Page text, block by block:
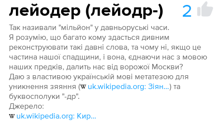
лейодер (лейодр-) 2
Так називали "мільйон" у давньоруські часи.
Я розумію, що багато кому здасться дивним
реконструювати такі давні слова, та чому ні, якщо це
частина нашої спадщини, і вона, єднаючи нас з мовою
наших предків, далить нас від ворожої Москви?
Даю з властивою українській мові метатезою для
уникнення зяяння (
uk.wikipedia.org: Зіяння
) та
буквосполуки "-др".
Джерело:
uk.wikipedia.org: Кирилична система числення